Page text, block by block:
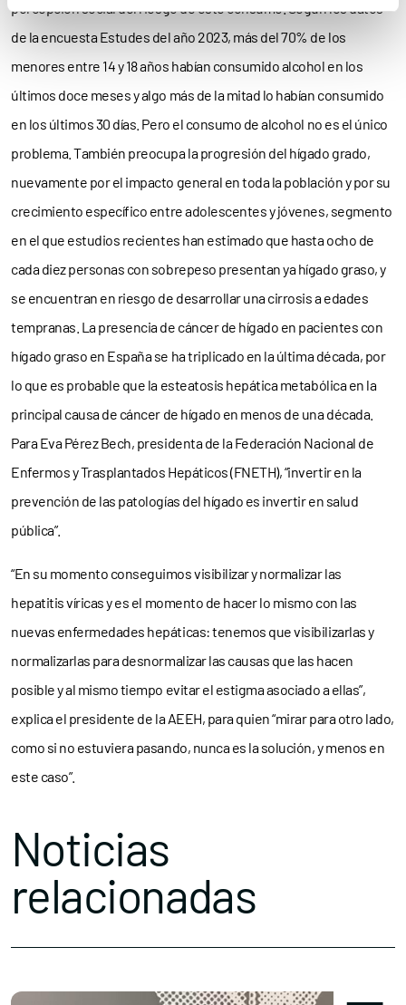
percepción social del riesgo de este consumo. Según los datos
de la encuesta Estudes del año 2023, más del 70% de los
menores entre 14 y 18 años habían consumido alcohol en los
últimos doce meses y algo más de la mitad lo habían consumido
en los últimos 30 días. Pero el consumo de alcohol no es el único
problema. También preocupa la progresión del hígado grado,
nuevamente por el impacto general en toda la población y por su
crecimiento específico entre adolescentes y jóvenes, segmento
en el que estudios recientes han estimado que hasta ocho de
cada diez personas con sobrepeso presentan ya hígado graso, y
se encuentran en riesgo de desarrollar una cirrosis a edades
tempranas. La presencia de cáncer de hígado en pacientes con
hígado graso en España se ha triplicado en la última década, por
lo que es probable que la esteatosis hepática metabólica en la
principal causa de cáncer de hígado en menos de una década.
Para Eva Pérez Bech, presidenta de la Federación Nacional de
Enfermos y Trasplantados Hepáticos (FNETH), “invertir en la
prevención de las patologías del hígado es invertir en salud
pública”.
“En su momento conseguimos visibilizar y normalizar las
hepatitis víricas y es el momento de hacer lo mismo con las
nuevas enfermedades hepáticas: tenemos que visibilizarlas y
normalizarlas para desnormalizar las causas que las hacen
posible y al mismo tiempo evitar el estigma asociado a ellas”,
explica el presidente de la AEEH, para quien “mirar para otro lado,
como si no estuviera pasando, nunca es la solución, y menos en
este caso”.
Noticias
relacionadas